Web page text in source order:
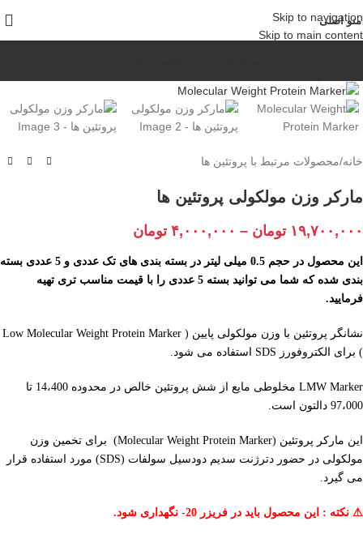
Skip to navigation
Skip to main content
منو اصلی
خانه/محصولات مرتبط با پروتئین ها
مارکر وزن مولکولی پروتئین ها
۱۹,۷۰۰,۰۰۰ تومان – ۴,۰۰۰,۰۰۰ تومان
این محصول در حجم 0.5 میلی لیتر در بسته بندی های تک عددی و 5 عددی بسته
بندی شده که شما می توانید بسته 5 عددی را با قیمت مناسب تری
تهیه
فرمایید.
نشانگر پروتئین
با وزن مولکولی پایین ( Low Molecular Weight Protein Marker
) برای الکتروفورز SDS استفاده می شود.
LMW Marker مخلوطی مایع از شش پروتئین خالص در محدوده 14،400 تا
97،000 دالتون است.
این مارکر پروتئین (Molecular Weight Protein Marker) برای تخمین وزن
مولکولی در حضور دترژنت سدیم دودسیل سولفات (SDS) مورد استفاده قرار
می گیرد.
⚠︎ نکته : این محصول باید در فریزر 20- نگهداری شود.